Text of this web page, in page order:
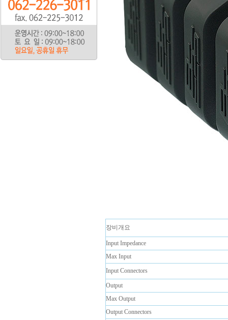
장비개요
Input Impedance
Max Input
Input Connectors
Output
Max Output
Output Connectors